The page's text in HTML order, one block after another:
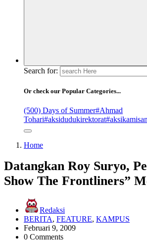
Search for:
Or check our Popular Categories...
(500) Days of Summer#Ahmad
Tohari#aksidudukirektorat#aksikamisan
Home
Datangkan Roy Suryo,
Show The Frontliners”
Redaksi
BERITA, FEATURE, KAMPUS
Februari 9, 2009
0 Comments